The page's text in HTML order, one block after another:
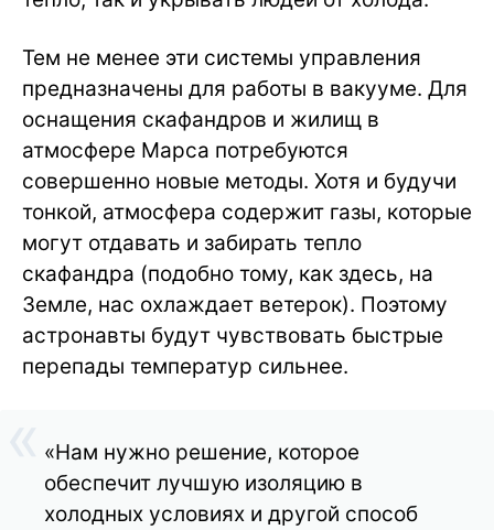
Тем не менее эти системы управления
предназначены для работы в вакууме. Для
оснащения скафандров и жилищ в
атмосфере Марса потребуются
совершенно новые методы. Хотя и будучи
тонкой, атмосфера содержит газы, которые
могут отдавать и забирать тепло
скафандра (подобно тому, как здесь, на
Земле, нас охлаждает ветерок). Поэтому
астронавты будут чувствовать быстрые
перепады температур сильнее.
«Нам нужно решение, которое
обеспечит лучшую изоляцию в
холодных условиях и другой способ